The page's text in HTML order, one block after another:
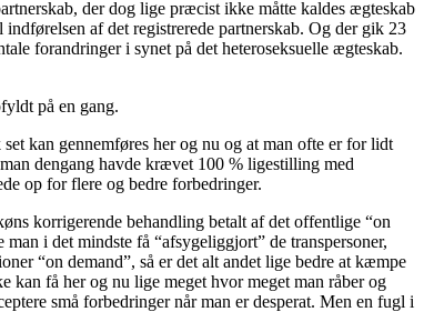
der dog lige præcist ikke måtte kaldes ægteskab
af det registrerede partnerskab. Og der gik 23
forandringer i synet på det heteroseksuelle ægteskab.
på en gang.
kan gennemføres her og nu og at man ofte er for lidt
dengang havde krævet 100 % ligestilling med
op for flere og bedre forbedringer.
korrigerende behandling betalt af det offentlige “on
i det mindste få “afsygeliggjort” de transpersoner,
“on demand”, så er det alt andet lige bedre at kæmpe
kan få her og nu lige meget hvor meget man råber og
små forbedringer når man er desperat. Men en fugl i